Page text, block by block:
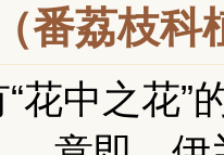
番荔枝科
花中之花”